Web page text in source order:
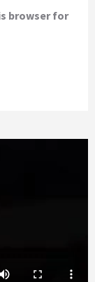
browser for